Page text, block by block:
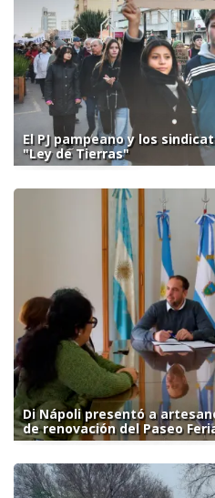
El PJ pampeano y los
"Ley de Tierras"
Di Nápoli presentó a
de renovación del Paseo